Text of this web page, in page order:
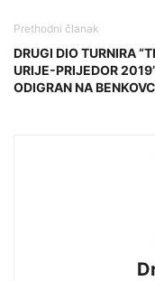
Prethodni članak
DRUGI DIO TURNIRA
URIJE-PRIJEDOR
ODIGRAN NA